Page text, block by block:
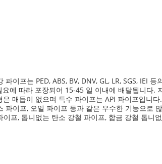
프는 PED, ABS, BV, DNV, GL, LR, SGS, IEI
에 따라 포장되어 15-45 일 이내에 배달됩니다.
매듭이 없으며 특수 파이프는 API 파이프입니다.
이프, 오일 파이프 등과 같은 우수한 기능으로
프, 톱니없는 탄소 강철 파이프, 합금 강철 톱니